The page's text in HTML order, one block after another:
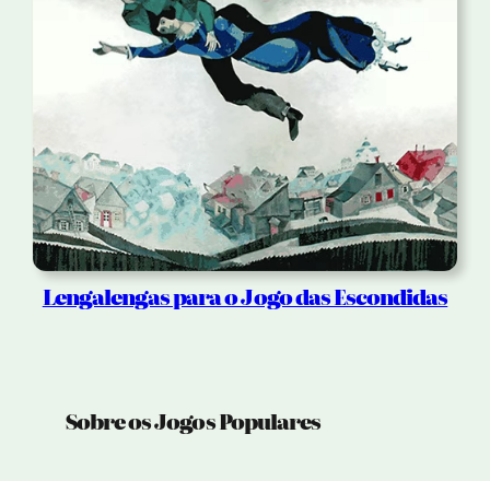
Lengalengas para o Jogo das Escondidas
Sobre os Jogos Populares